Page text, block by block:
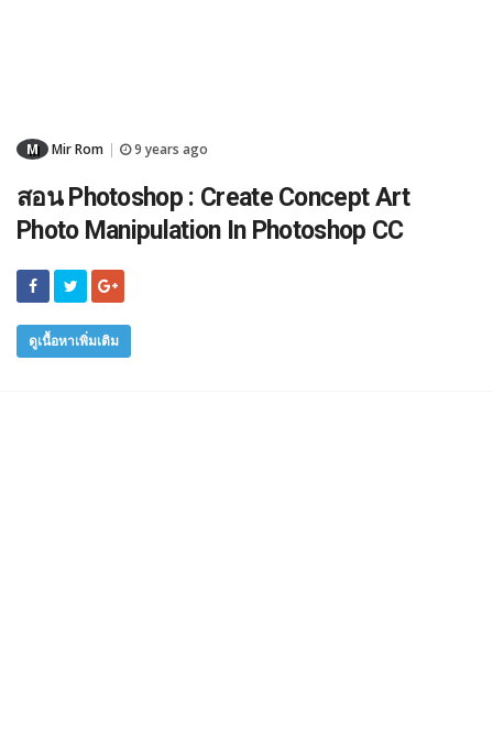
M Mir Rom 9 years ago
สอน Photoshop : Create Concept Art
Photo Manipulation In Photoshop CC
ดูเนื้อหาเพิ่มเติม